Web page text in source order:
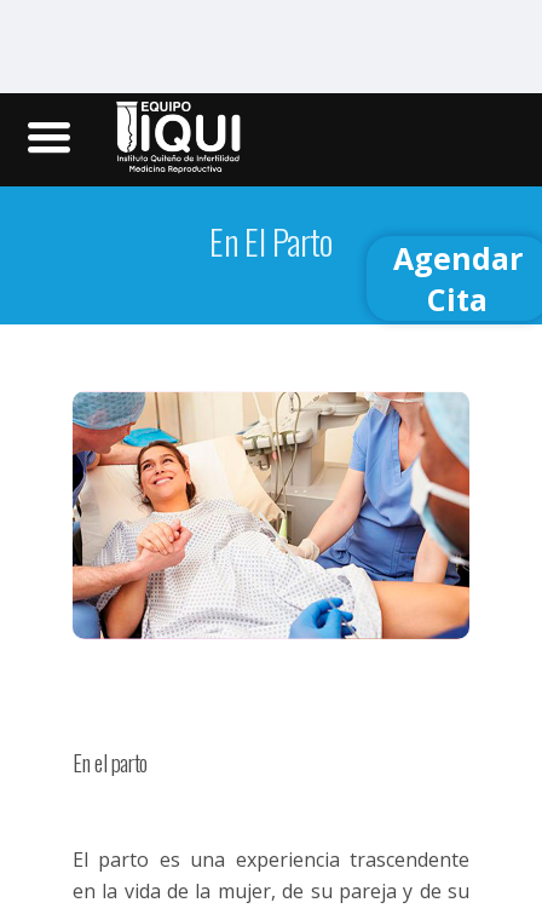
Iqui.ec
En El Parto
En el parto
El parto es una experiencia trascendente
en la vida de la mujer, de su pareja y de su
Agendar
Cita